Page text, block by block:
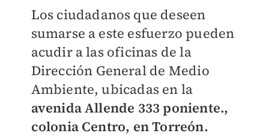
Los ciudadanos que deseen
sumarse a este esfuerzo pueden
acudir a las oficinas de la
Dirección General de Medio
Ambiente, ubicadas en la
avenida Allende 333 poniente.,
colonia Centro, en Torreón.